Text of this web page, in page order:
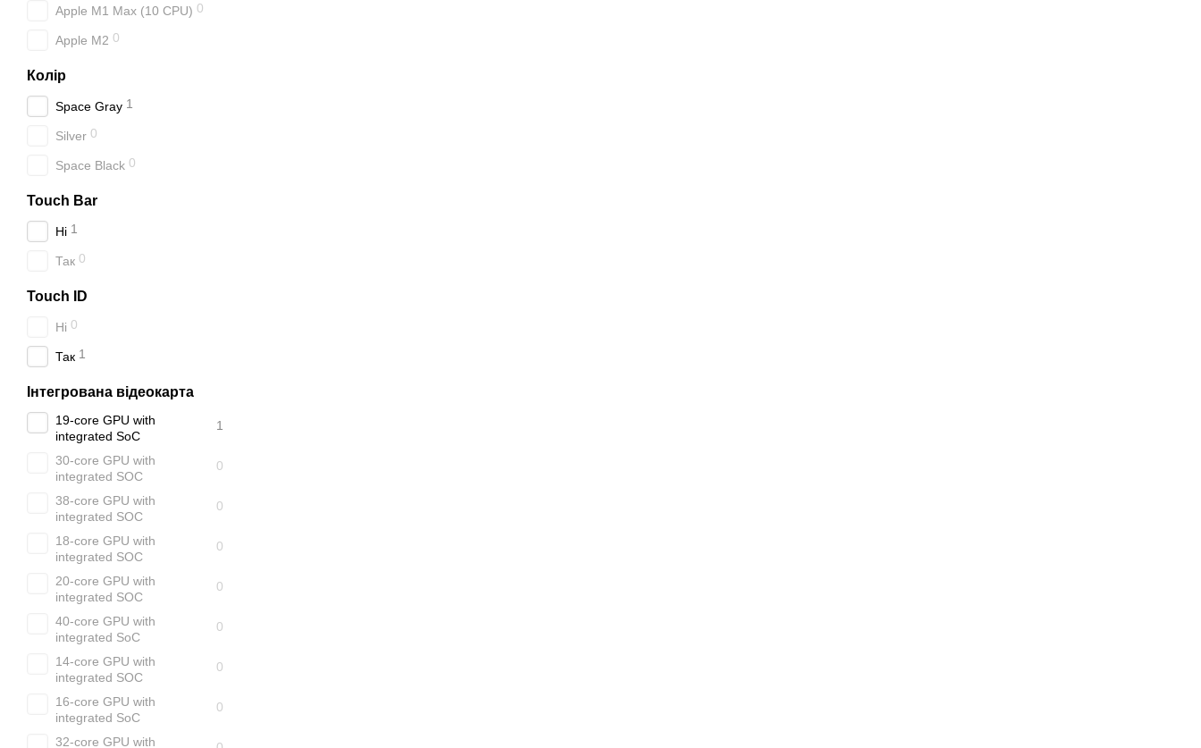
Apple M1 Max (10 CPU) 0
Apple M2 0
Колір
Space Gray 1
Silver 0
Space Black 0
Touch Bar
Ні 1
Так 0
Touch ID
Ні 0
Так 1
Інтегрована відеокарта
19-core GPU with
integrated SoC
1
30-core GPU with
integrated SOC
0
38-core GPU with
integrated SOC
0
18-core GPU with
integrated SOC
0
20-core GPU with
integrated SOC
0
40-core GPU with
integrated SoC
0
14-core GPU with
integrated SOC
0
16-core GPU with
integrated SoC
0
32-core GPU with